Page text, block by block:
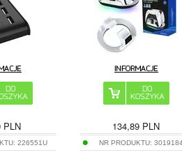
PLN
226551U
134,89 PLN
NR PRODUKTU: